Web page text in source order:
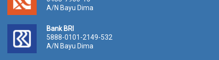
A/N Bayu Dima
Bank BRI
5888-0101-2149-532
A/N Bayu Dima